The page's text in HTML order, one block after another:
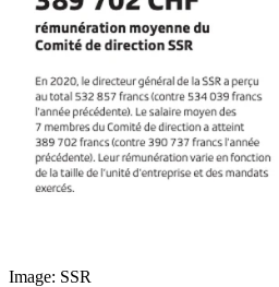
Image: SSR